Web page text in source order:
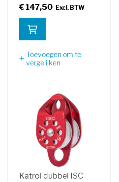
€ 147,50
Toevoegen om te
vergelijken
Katrol dubbel ISC